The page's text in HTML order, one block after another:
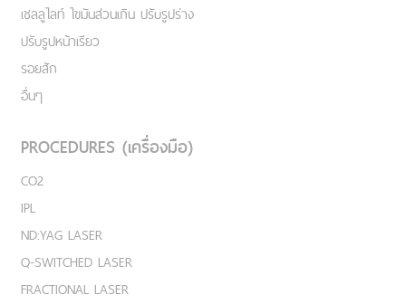
เชลลูไลท์ ไขมันส่วนเกิน ปรับรูปร่าง
ปรับรูปหน้าเรียว
รอยสัก
อื่นๆ
PROCEDURES (เครื่องมือ)
CO2
IPL
ND:YAG LASER
Q-SWITCHED LASER
FRACTIONAL LASER